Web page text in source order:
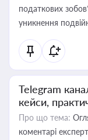
податкових
уникнення
Telegram
кейси,
Про що тема:
коментарі